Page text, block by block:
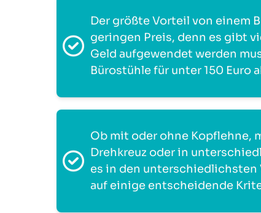
Der größte Vorteil von einem
geringen Preis, denn es gibt
Geld aufgewendet werden
Bürostühle für unter 150 Euro
Ob mit oder ohne Kopflehne,
Drehkreuz oder in
es in den unterschiedlichsten
auf einige entscheidende